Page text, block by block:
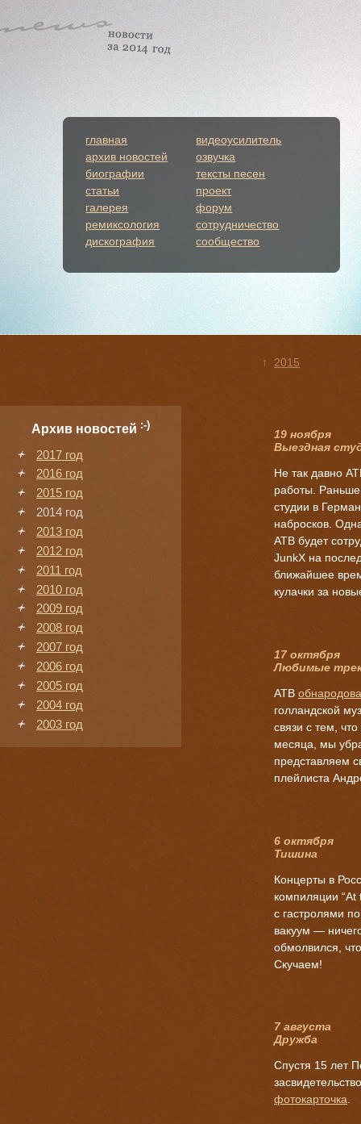
главная
архив новостей
биографии
статьи
галерея
ремиксология
дискография
видеоусилитель
озвучка
тексты песен
проект
форум
сотрудничество
сообщество
Архив новостей :-)
2017 год
2016 год
2015 год
2014 год
2013 год
2012 год
2011 год
2010 год
2009 год
2008 год
2007 год
2006 год
2005 год
2004 год
2003 год
↑ 2015
19 ноября
Выездная
Не так давно
работы. Раньше
студии в
набросков.
ATB будет
JunkX на
ближайшее
кулачки за
17 октября
Любимые
ATB
голландской
связи с тем,
месяца, мы
представляем
плейлиста
6 октября
Тишина
Концерты в
компиляции “At
с гастролями
вакуум —
обмолвился,
Скучаем!
7 августа
Дружба
Спустя 15 лет
фотокарточка.